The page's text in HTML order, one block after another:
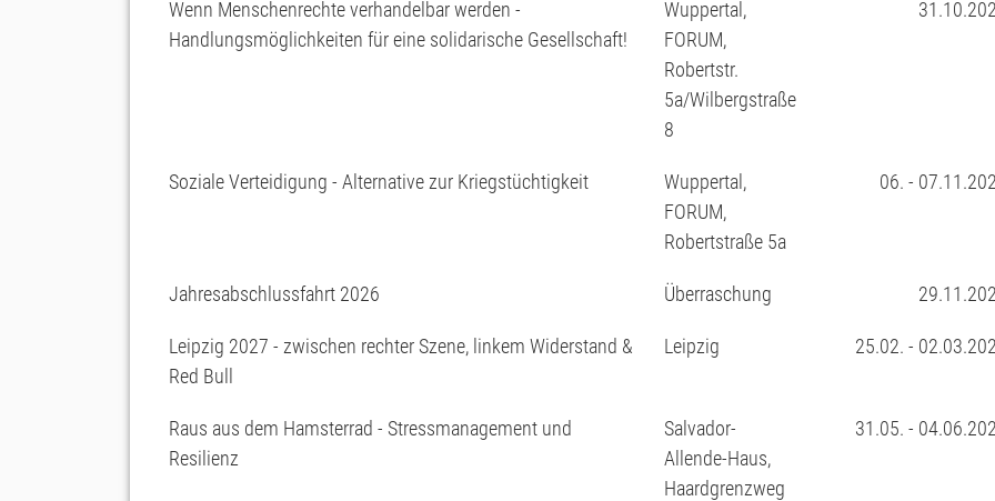
Wenn Menschenrechte verhandelbar werden -
Handlungsmöglichkeiten für eine solidarische Gesellschaft!
Wuppertal,
FORUM,
Robertstr.
5a/Wilbergstraße
8
Soziale Verteidigung - Alternative zur Kriegstüchtigkeit
Wuppertal,
FORUM,
Robertstraße 5a
06. -
Jahresabschlussfahrt 2026 Überraschung
Leipzig 2027 - zwischen rechter Szene, linkem Widerstand &
Red Bull
Leipzig 25.02. -
Raus aus dem Hamsterrad - Stressmanagement und
Resilienz
Salvador-
Allende-Haus,
Haardgrenzweg
31.05. -